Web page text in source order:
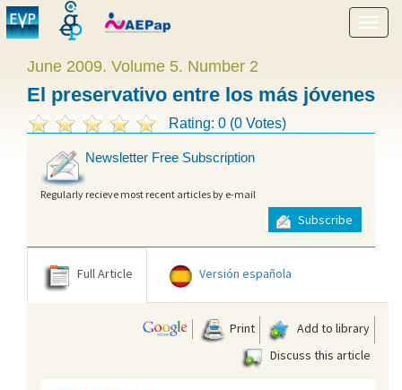
Show
menu
June 2009. Volume 5. Number 2
El preservativo entre los más jóvenes
Rating: 0 (0 Votes)
Newsletter Free Subscription
Regularly recieve most recent articles by e-mail
Subscribe
Full Article Versión española
Print
Add to library
Discuss this article